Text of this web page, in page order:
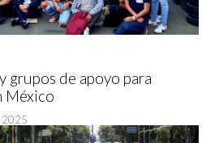
grupos de apoyo para
México
2025